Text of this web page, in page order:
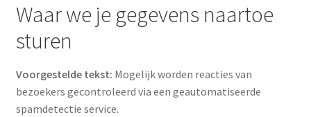
Waar we je gegevens naartoe
sturen
Voorgestelde tekst: Mogelijk worden reacties van
bezoekers gecontroleerd via een geautomatiseerde
spamdetectie service.